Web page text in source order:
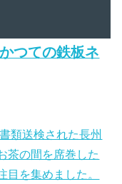
つての鉄板ネ
類送検された長州
茶の間を席巻した
を集めました。